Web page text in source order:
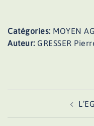
Catégories: MOYEN
Auteur: GRESSER